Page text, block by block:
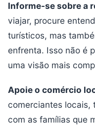
Informe-se sobre a
viajar, procure
turísticos, mas
enfrenta. Isso não é
uma visão mais
Apoie o comércio
comerciantes locais,
com as famílias que